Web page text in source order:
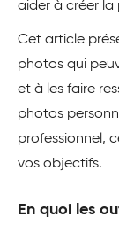
aider à créer
Cet article
photos qui
et à les faire
photos
professionnel,
vos objectifs.
En quoi les